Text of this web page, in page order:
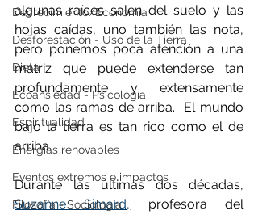
Decrecimiento/Economía
Desforestación - Uso de la Tierra
Dieta
Ecoansiedad - Psicología
Espiritualidad
Energías renovables
Eventos extremos e impactos
Filosofía - Sociología
algunas raíces salen del suelo y las
hojas caídas, uno también las nota,
pero ponemos poca atención a una
matriz que puede extenderse tan
profundamente y extensamente
como las ramas de arriba.  El mundo
bajo la tierra es tan rico como el de
arriba.
Suzanne Simard, profesora del